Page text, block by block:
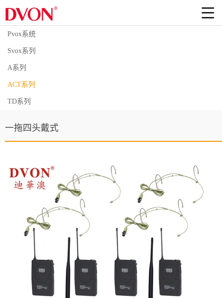
Pvox系统
Svox系列
A系列
ACT系列
TD系列
一拖四头戴式